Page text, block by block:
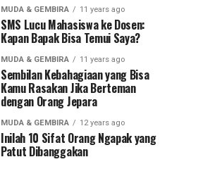
MUDA & GEMBIRA 11 years ago
SMS Lucu Mahasiswa ke Dosen:
Kapan Bapak Bisa Temui Saya?
MUDA & GEMBIRA 11 years ago
Sembilan Kebahagiaan yang Bisa
Kamu Rasakan Jika Berteman
dengan Orang Jepara
MUDA & GEMBIRA 12 years ago
Inilah 10 Sifat Orang Ngapak yang
Patut Dibanggakan